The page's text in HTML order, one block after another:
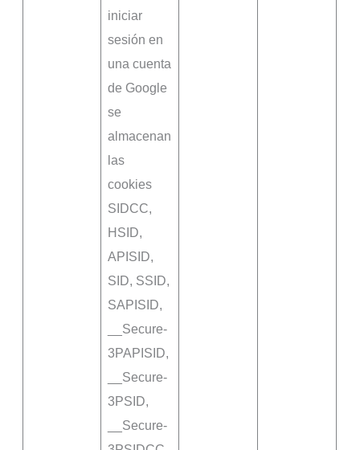
iniciar
sesión en
una cuenta
de Google
se
almacenan
las
cookies
SIDCC,
HSID,
APISID,
SID, SSID,
SAPISID,
__Secure-
3PAPISID,
__Secure-
3PSID,
__Secure-